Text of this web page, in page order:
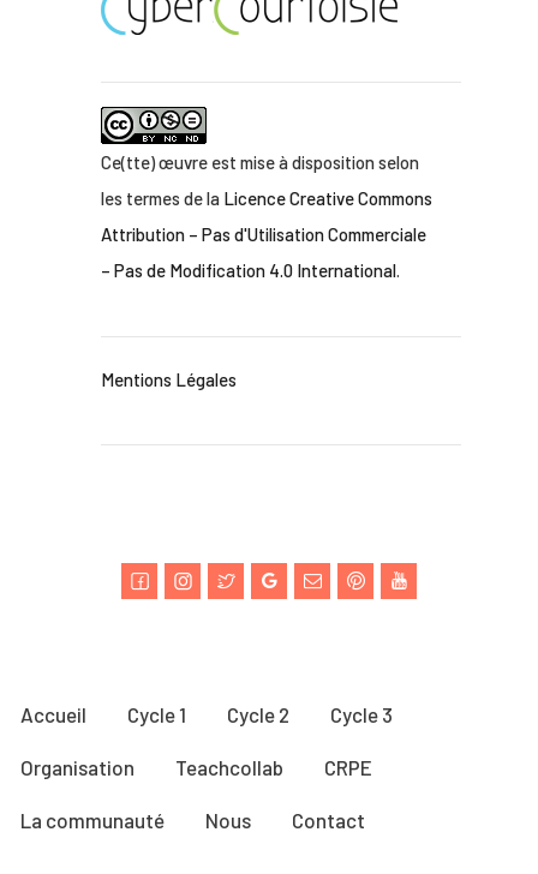
Ce(tte) œuvre est mise à disposition selon
les termes de la Licence Creative Commons
Attribution – Pas d'Utilisation Commerciale
– Pas de Modification 4.0 International.
Mentions Légales
Accueil Cycle 1 Cycle 2 Cycle 3
Organisation Teachcollab CRPE
La communauté Nous Contact